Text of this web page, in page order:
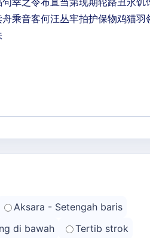
Aksara - Setengah baris
di bawah
Tertib strok